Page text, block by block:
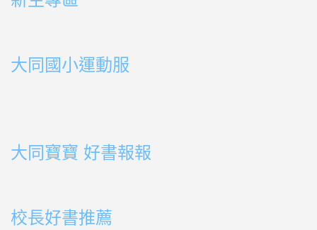
大同國小運動服
大同寶寶 好書報報
校長好書推薦